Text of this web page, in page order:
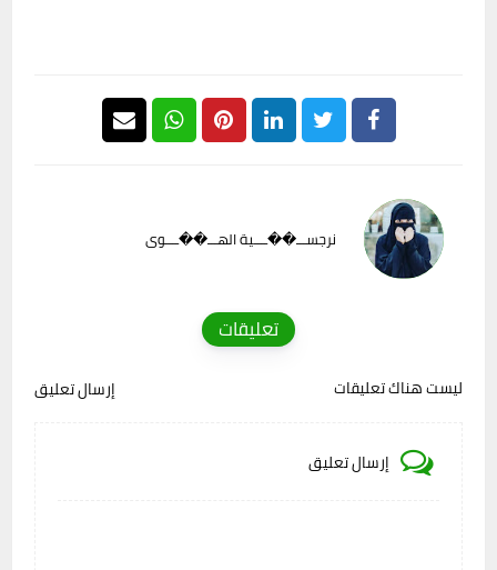
نرجســـ��ــــية الهـــ��ــــوى
تعليقات
ليست هناك تعليقات إرسال تعليق
إرسال تعليق